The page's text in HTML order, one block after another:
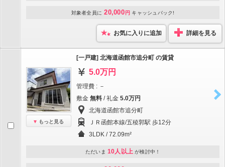
対象者全員に 20,000 円 キャッシュバック!
お気に入りに追加 詳細を見る
もっと見る
[一戸建] 北海道函館市追分町 の賃貸
5.0万円
管理費 : －
敷金 無料 / 礼金 5.0万円
北海道函館市追分町
ＪＲ函館本線/五稜郭駅 歩12分
3LDK / 72.09m²
ただいま 10人以上 が検討中！